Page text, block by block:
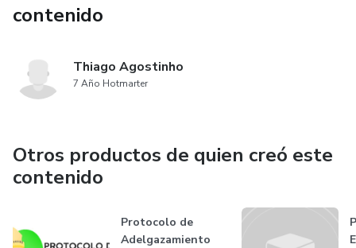
contenido
Thiago Agostinho
7 Año Hotmarter
Otros productos de quien creó este
contenido
Protocolo de
Adelgazamiento